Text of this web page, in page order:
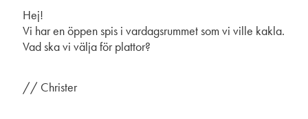
Hej!
Vi har en öppen spis i vardagsrummet som vi ville kakla.
Vad ska vi välja för plattor?
// Christer